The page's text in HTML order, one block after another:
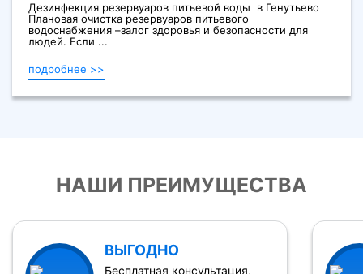
Дезинфекция резервуаров питьевой воды в Генутьево
Плановая очистка резервуаров питьевого
водоснабжения –залог здоровья и безопасности для
людей. Если ...
подробнее >>
НАШИ ПРЕИМУЩЕСТВА
ВЫГОДНО
Бесплатная консультация,